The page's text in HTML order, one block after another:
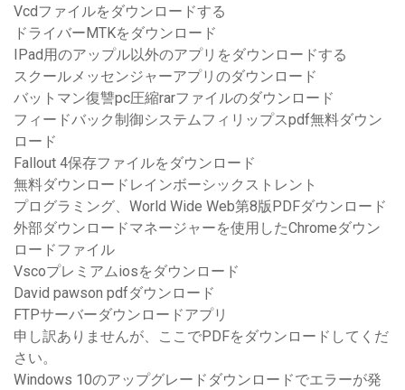
Vcdファイルをダウンロードする
ドライバーMTKをダウンロード
IPad用のアップル以外のアプリをダウンロードする
スクールメッセンジャーアプリのダウンロード
バットマン復讐pc圧縮rarファイルのダウンロード
フィードバック制御システムフィリップスpdf無料ダウン
ロード
Fallout 4保存ファイルをダウンロード
無料ダウンロードレインボーシックストレント
プログラミング、World Wide Web第8版PDFダウンロード
外部ダウンロードマネージャーを使用したChromeダウン
ロードファイル
Vscoプレミアムiosをダウンロード
David pawson pdfダウンロード
FTPサーバーダウンロードアプリ
申し訳ありませんが、ここでPDFをダウンロードしてくだ
さい。
Windows 10のアップグレードダウンロードでエラーが発